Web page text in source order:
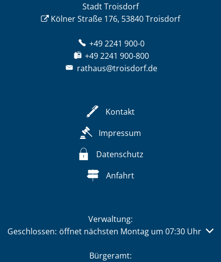
Stadt Troisdorf
Kölner Straße 176, 53840 Troisdorf
+49 2241 900-0
+49 2241 900-800
rathaus@troisdorf.de
Kontakt
Impressum
Datenschutz
Anfahrt
Verwaltung:
Klicken, um weitere Öffnungs- oder Schließzeiten
Geschlossen: öffnet nächsten Montag um 07:30 Uhr
Bürgeramt: